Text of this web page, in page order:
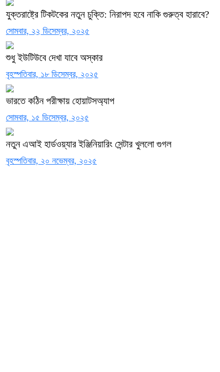
যুক্তরাষ্ট্রে টিকটকের নতুন চুক্তি: নিরাপদ হবে নাকি গুরুত্ব হারাবে?
সোমবার, ২২ ডিসেম্বর, ২০২৫
শুধু ইউটিউবে দেখা যাবে অস্কার
বৃহস্পতিবার, ১৮ ডিসেম্বর, ২০২৫
ভারতে কঠিন পরীক্ষায় হোয়াটসঅ্যাপ
সোমবার, ১৫ ডিসেম্বর, ২০২৫
নতুন এআই হার্ডওয়্যার ইঞ্জিনিয়ারিং সেন্টার খুললো গুগল
বৃহস্পতিবার, ২০ নভেম্বর, ২০২৫